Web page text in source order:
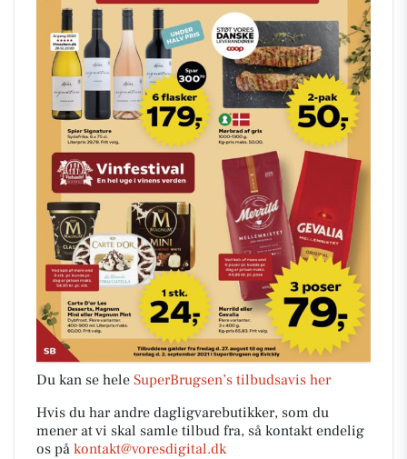
Du kan se hele SuperBrugsen’s tilbudsavis her
Hvis du har andre dagligvarebutikker, som du
mener at vi skal samle tilbud fra, så kontakt endelig
os på kontakt@voresdigital.dk